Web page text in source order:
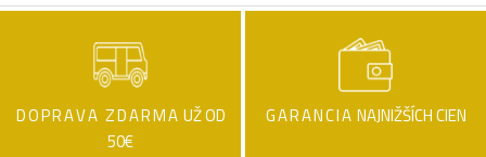
DOPRAVA ZDARMA UŽ OD
50€
GARANCIA NAJNIŽŠÍCH CIEN